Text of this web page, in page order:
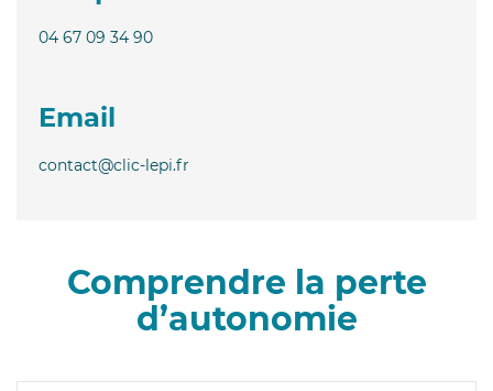
04 67 09 34 90
Email
contact@clic-lepi.fr
Comprendre la perte
d’autonomie